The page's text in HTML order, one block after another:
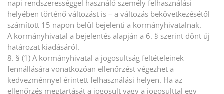
napi rendszerességgel használó személy felhasználási
helyében történő változást is – a változás bekövetkezésétől
számított 15 napon belül bejelenti a kormányhivatalnak.
A kormányhivatal a bejelentés alapján a 6. § szerint dönt új
határozat kiadásáról.
8. § (1) A kormányhivatal a jogosultság feltételeinek
fennállására vonatkozóan ellenőrzést végezhet a
kedvezménnyel érintett felhasználási helyen. Ha az
ellenőrzés megtartását a jogosult vagy a jogosulttal egy